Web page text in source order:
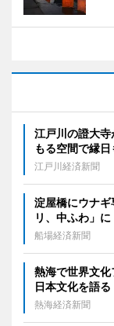
江戸川の證大
もる空間で縁日
江戸川経済新聞
淀屋橋にウナ
リ、中ふわ」に
船場経済新聞
熱海で世界文
日本文化を語る
熱海経済新聞